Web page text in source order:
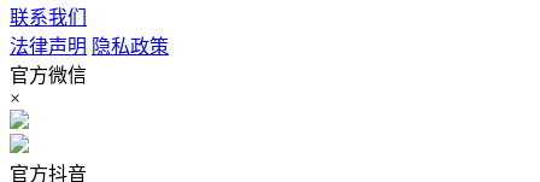
联系我们
法律声明 隐私政策
官方微信
×
官方抖音